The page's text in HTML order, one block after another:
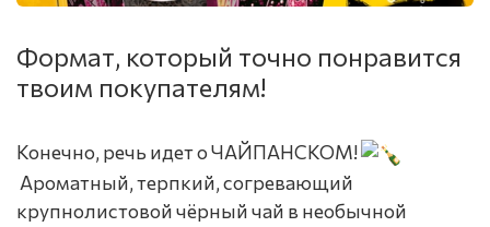
Формат, который точно понравится
твоим покупателям!
Конечно, речь идет о ЧАЙПАНСКОМ!
Ароматный, терпкий, согревающий
крупнолистовой чёрный чай в необычной